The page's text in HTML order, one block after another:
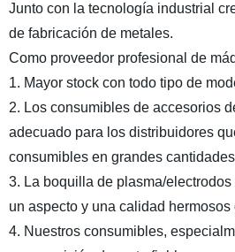
Junto con la tecnología industrial
de fabricación de metales.
Como proveedor profesional de
1. Mayor stock con todo tipo de
2. Los consumibles de accesorios
adecuado para los distribuidores
consumibles en grandes
3. La boquilla de plasma/
un aspecto y una calidad
4. Nuestros consumibles,